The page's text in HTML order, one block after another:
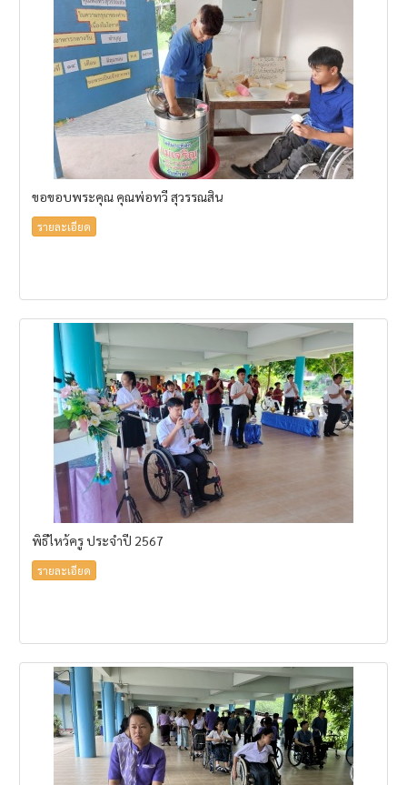
ขอขอบพระคุณ คุณพ่อทวี สุวรรณสิน
รายละเอียด
พิธีไหว้ครู ประจำปี 2567
รายละเอียด